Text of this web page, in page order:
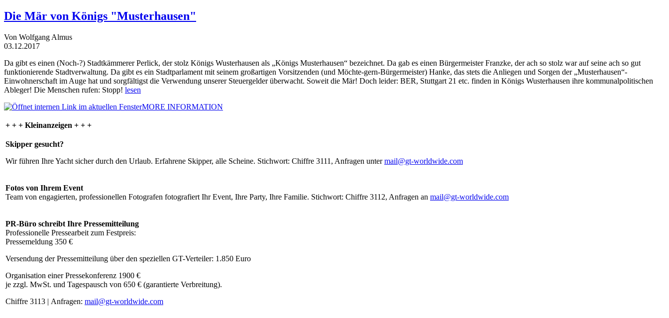
Die Mär von Königs "Musterhausen"
Von Wolfgang Almus
03.12.2017
Da gibt es einen (Noch-?) Stadtkämmerer Perlick, der stolz Königs Wusterhausen als „Königs Musterhausen“ bezeichnet. Da gab es einen Bürgermeister Franzke, der ach so stolz war auf seine ach so gut
funktionierende Stadtverwaltung. Da gibt es ein Stadtparlament mit seinem großartigen Vorsitzenden (und Möchte-gern-Bürgermeister) Hanke, das stets die Anliegen und Sorgen der „Musterhausen“-
Einwohnerschaft im Auge hat und sorgfältigst die Verwendung unserer Steuergelder überwacht. Soweit die Mär! Doch leider: BER, Stuttgart 21 etc. finden in Königs Wusterhausen ihre kommunalpolitischen
Ableger! Die Menschen rufen: Stopp! lesen
MORE INFORMATION
+ + + Kleinanzeigen + + +
Skipper gesucht?
Wir führen Ihre Yacht sicher durch den Urlaub. Erfahrene Skipper, alle Scheine. Stichwort: Chiffre 3111, Anfragen untermail@gt-worldwide.com
Fotos von Ihrem Event
Team von engagierten, professionellen Fotografen fotografiert Ihr Event, Ihre Party, Ihre Familie. Stichwort: Chiffre 3112, Anfragen an mail@gt-worldwide.com
PR-Büro schreibt Ihre Pressemitteilung
Professionelle Pressearbeit zum Festpreis:
Pressemeldung 350 €
Versendung der Pressemitteilung über den speziellen GT-Verteiler: 1.850 Euro
Organisation einer Pressekonferenz 1900 €
je zzgl. MwSt. und Tagespausch von 650 € (garantierte Verbreitung).
Chiffre 3113 | Anfragen: mail@gt-worldwide.com